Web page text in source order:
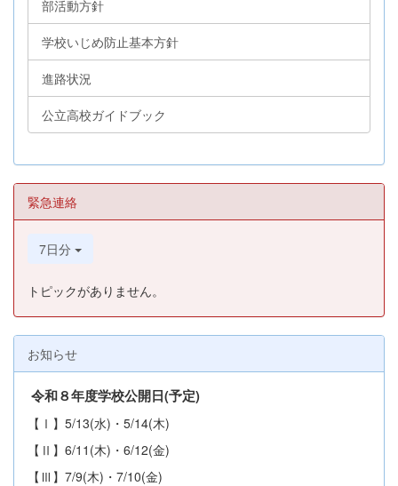
部活動方針
学校いじめ防止基本方針
進路状況
公立高校ガイドブック
緊急連絡
7日分
トピックがありません。
お知らせ
令和８年度学校公開日(予定)
【Ⅰ】5/13(水)・5/14(木)
【Ⅱ】6/11(木)・6/12(金)
【Ⅲ】7/9(木)・7/10(金)